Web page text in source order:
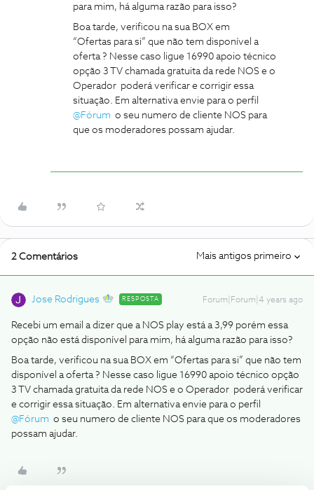
para mim, há alguma razão para isso?
Boa tarde, verificou na sua BOX em
“Ofertas para si” que não tem disponível a
oferta ? Nesse caso ligue 16990 apoio técnico
opção 3 TV chamada gratuita da rede NOS e o
Operador poderá verificar e corrigir essa
situação. Em alternativa envie para o perfil
@Fórum o seu numero de cliente NOS para
que os moderadores possam ajudar.
2 Comentários Mais antigos primeiro
Jose Rodrigues RESPOSTA Forum|Forum|4 years ago
Recebi um email a dizer que a NOS play está a 3,99 porém essa
opção não está disponível para mim, há alguma razão para isso?
Boa tarde, verificou na sua BOX em “Ofertas para si” que não tem
disponível a oferta ? Nesse caso ligue 16990 apoio técnico opção
3 TV chamada gratuita da rede NOS e o Operador poderá verificar
e corrigir essa situação. Em alternativa envie para o perfil
@Fórum o seu numero de cliente NOS para que os moderadores
possam ajudar.